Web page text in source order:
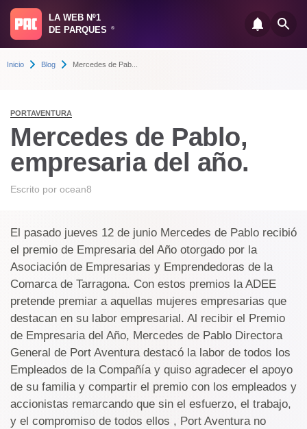
LA WEB Nº1
DE PARQUES
®
Inicio Blog Mercedes de Pab...
PORTAVENTURA
Mercedes de Pablo,
empresaria del año.
Escrito por ocean8
El pasado jueves 12 de junio Mercedes de Pablo recibió
el premio de Empresaria del Año otorgado por la
Asociación de Empresarias y Emprendedoras de la
Comarca de Tarragona. Con estos premios la ADEE
pretende premiar a aquellas mujeres empresarias que
destacan en su labor empresarial. Al recibir el Premio
de Empresaria del Año, Mercedes de Pablo Directora
General de Port Aventura destacó la labor de todos los
Empleados de la Compañía y quiso agradecer el apoyo
de su familia y compartir el premio con los empleados y
accionistas remarcando que sin el esfuerzo, el trabajo,
y el compromiso de todos ellos , Port Aventura no